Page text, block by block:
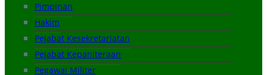
Pimpinan
Hakim
Pejabat Kesekretariatan
Pejabat Kepaniteraan
Pegawai Militer